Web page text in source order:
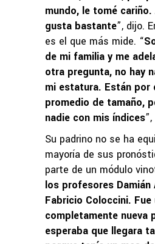
mundo, le tomé cariño.
gusta bastante”, dijo.
es el que más mide. “
de mi familia y me
otra pregunta, no hay
mi estatura. Están por
promedio de tamaño,
nadie con mis índices
Su padrino no se ha
mayoría de sus
parte de un módulo
los profesores Damián
Fabricio Coloccini. Fue
completamente nueva
esperaba que llegara